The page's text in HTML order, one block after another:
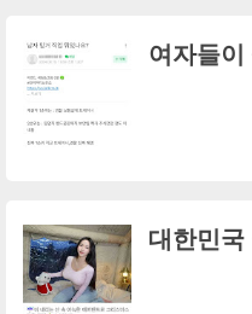
여자들이
대한민국